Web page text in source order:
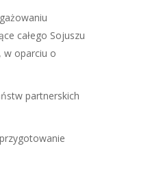
całego Sojuszu
w oparciu o
partnerskich